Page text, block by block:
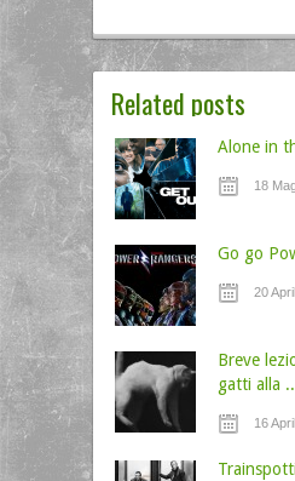
Related posts
Alone in
18
Go go
20
Breve
gatti alla
16